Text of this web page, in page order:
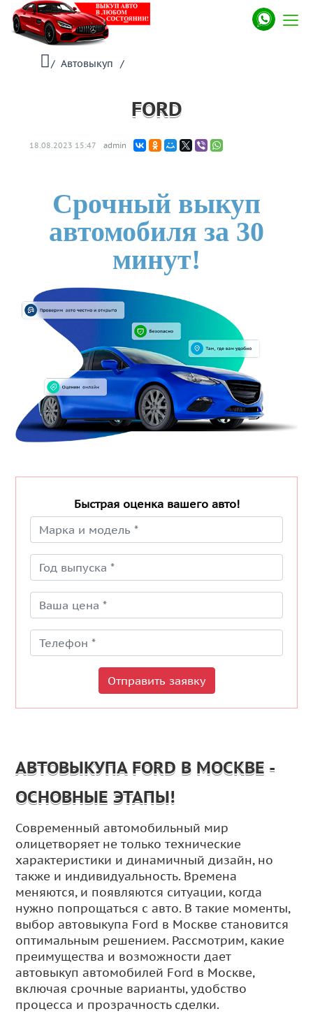
/ Автовыкуп /
FORD
18.08.2023 15:47 admin
Срочный выкуп
автомобиля за 30
минут!
Быстрая оценка вашего авто!
Отправить заявку
АВТОВЫКУПА FORD В МОСКВЕ -
ОСНОВНЫЕ ЭТАПЫ!
Современный автомобильный мир
олицетворяет не только технические
характеристики и динамичный дизайн, но
также и индивидуальность. Времена
меняются, и появляются ситуации, когда
нужно попрощаться с авто. В такие моменты,
выбор автовыкупа Ford в Москве становится
оптимальным решением. Рассмотрим, какие
преимущества и возможности дает
автовыкуп автомобилей Ford в Москве,
включая срочные варианты, удобство
процесса и прозрачность сделки.